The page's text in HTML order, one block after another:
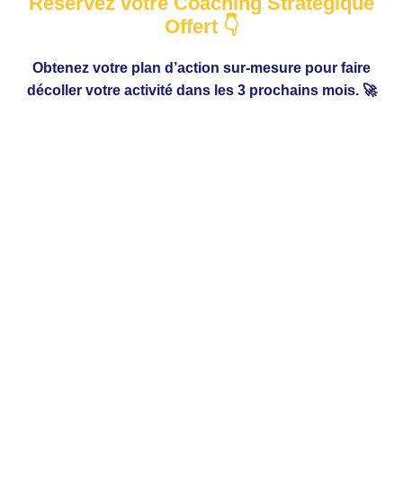
Offert 👇
Obtenez votre plan d’action sur-mesure pour faire
décoller votre activité dans les 3 prochains mois. 🚀